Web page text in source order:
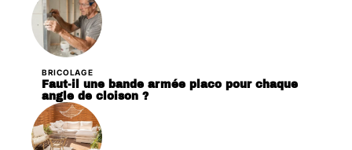
BRICOLAGE
Faut-il une bande armée placo pour chaque
angle de cloison ?